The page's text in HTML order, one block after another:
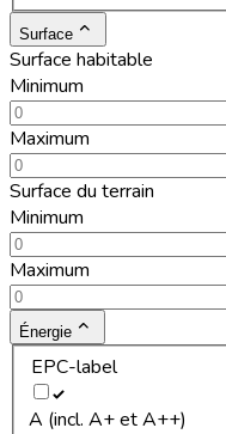
Surface
Surface habitable
Minimum
Maximum
Surface du terrain
Minimum
Maximum
Énergie
EPC-label
A (incl. A+ et A++)